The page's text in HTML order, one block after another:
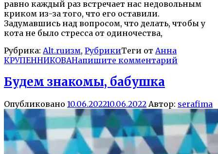
равно каждый раз встречает нас недовольным
криком из-за того, что его оставили.
Задумавшись над вопросом, что делать, чтобы у
кота не было стресса от одиночества,
Рубрика: Alt.ruизм, РубрикиТеги от Анна
КРУПЕННИКОВАНапишите комментарий
Будем знакомы, бабушка
Опубликовано 10.06.202210.06.2022 Автор: serafima